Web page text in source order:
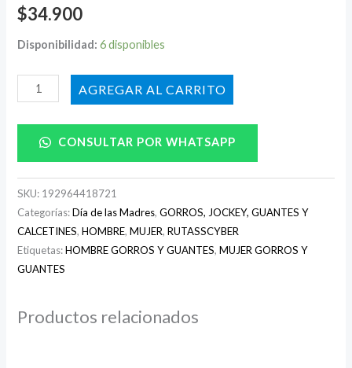
$34.900
Disponibilidad: 6 disponibles
AÑADIR AL CARRITO
CONSULTAR POR WHATSAPP
SKU: 192964418721
Categorías:Día de las Madres,GORROS, JOCKEY, GUANTES Y
CALCETINES,HOMBRE,MUJER,RUTASSCYBER
Etiquetas:HOMBRE GORROS Y GUANTES,MUJER GORROS Y
GUANTES
Productos relacionados